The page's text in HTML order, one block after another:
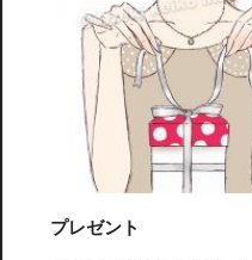
プレゼント